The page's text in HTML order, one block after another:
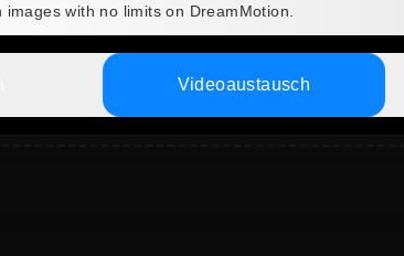
images with no limits on DreamMotion.
Videoaustausch